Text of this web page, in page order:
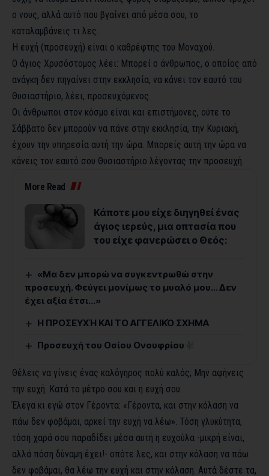
ο νους, αλλά αυτό που βγαίνει από μέσα σου, το
καταλαμβάνεις τι λες.
Η ευχή (προσευχή) είναι ο καθρέφτης του Μοναχού.
Ο άγιος Χρυσόστομος λέει: Μπορεί ο άνθρωπος, ο οποίος από
ανάγκη δεν πηγαίνει στην εκκλησία, να κάνει τον εαυτό του
Θυσιαστήριο, λέει, προσευχόμενος.
Οι άνθρωποι στον κόσμο είναι και επιστήμονες, ούτε το
Σάββατο δεν μπορούν να πάνε στην εκκλησία, την Κυριακή,
έχουν την υπηρεσία αυτή την ώρα. Μπορείς αυτή την ώρα να
κάνεις τον εαυτό σου Θυσιαστήριο λέγοντας την προσευχή.
More Read
Κάποτε μου είχε διηγηθεί ένας
άγιος ιερεύς, μια οπτασία που
του είχε φανερώσει ο Θεός:
«Μα δεν μπορώ να συγκεντρωθώ στην
προσευχή. Φεύγει μονίμως το μυαλό μου… Δεν
έχει αξία έτσι…»
Η ΠΡΟΣΕΥΧΉ ΚΑΙ ΤΟ ΑΓΓΕΛΙΚΌ ΣΧΗΜΑ
Προσευχή του Οσίου Ονουφρίου
Θέλεις να γίνεις ένας καλόγηρος πολύ καλός; Μην αφήνεις
την ευχή. Κατά το μέτρο σου και η ευχή σου.
Έλεγα κι εγώ στον Γέροντα: «Γέροντα, και στην κόλαση να
πάω δεν φοβάμαι, αρκεί την ευχή να λέω». Τόση γλυκύτητα,
τόση χαρά σου παραδίδει μέσα αυτή η ευχούλα -μικρή είναι,
αλλά πόση δύναμη έχει!- οπότε λες, και στην κόλαση να πάω
δεν φοβάμαι, θα λέω την ευχή και στην κόλαση. Αυτά δέστε τα,